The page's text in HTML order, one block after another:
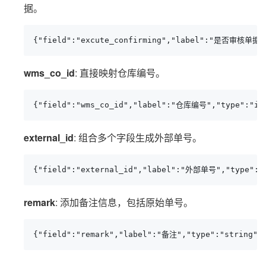
据。
{"field":"excute_confirming","label":"是否审核
wms_co_id: 直接映射仓库编号。
{"field":"wms_co_id","label":"仓库编号
external_id: 组合多个字段生成外部单号。
{"field":"external_id","label":"外部单号
remark: 添加备注信息，包括原始单号。
{"field":"remark","label":"备注